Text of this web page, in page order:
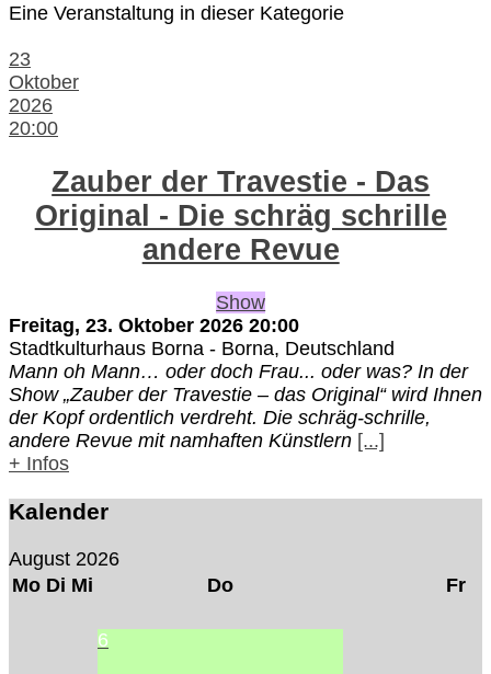
Eine Veranstaltung in dieser Kategorie
23
Oktober
2026
20:00
Zauber der Travestie - Das
Original - Die schräg schrille
andere Revue
Show
Freitag, 23. Oktober 2026 20:00
Stadtkulturhaus Borna - Borna, Deutschland
Mann oh Mann… oder doch Frau... oder was? In der
Show „Zauber der Travestie – das Original“ wird Ihnen
der Kopf ordentlich verdreht. Die schräg-schrille,
andere Revue mit namhaften Künstlern [...]
+ Infos
Kalender
August 2026
Mo Di Mi Do Fr
6